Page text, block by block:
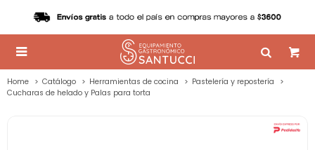

Home Catálogo Herramientas de cocina
Pastelería y repostería
Cucharas de helado y Palas para torta